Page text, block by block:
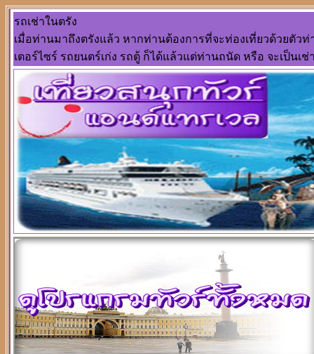
รถเช่าในตรัง
เมื่อท่านมาถึงตรังแล้ว หากท่านต้องการที่จะท่องเที่ยวด้วยตัวท่
เตอร์ไซร์ รถยนตร์เก่ง รถตู้ ก็ได้แล้วแต่ท่านถนัด หรือ จะเป็นเ